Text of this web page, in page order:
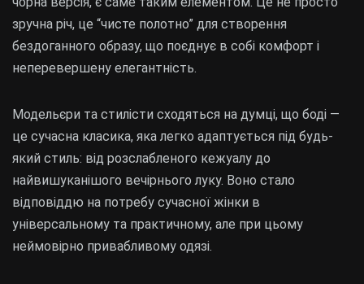
зручна річ, це “чисте полотно” для створення
бездоганного образу, що поєднує в собі комфорт і
неперевершену елегантність.
Модельєри та стилісти сходяться на думці, що боді —
це сучасна класика, яка легко адаптується під будь-
який стиль: від розслабленого кежуалу до
найвишуканішого вечірнього луку. Воно стало
відповіддю на потребу сучасної жінки в
універсальному та практичному, але при цьому
неймовірно привабливому одязі.